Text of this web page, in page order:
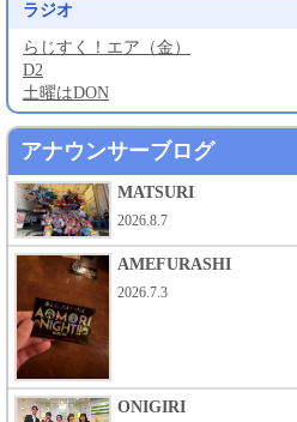
ラジオ
らじすく！エア（金）
D2
土曜はDON
アナウンサーブログ
MATSURI
2026.8.7
AMEFURASHI
2026.7.3
ONIGIRI